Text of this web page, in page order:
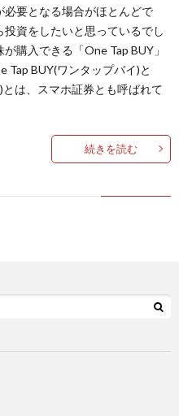
要となる場合がほとんどで
資をしたいと思っているでし
購入できる「One Tap BUY」
Tap BUY(ワンタップバイ)と
は、スマホ証券とも呼ばれて
続きを読む